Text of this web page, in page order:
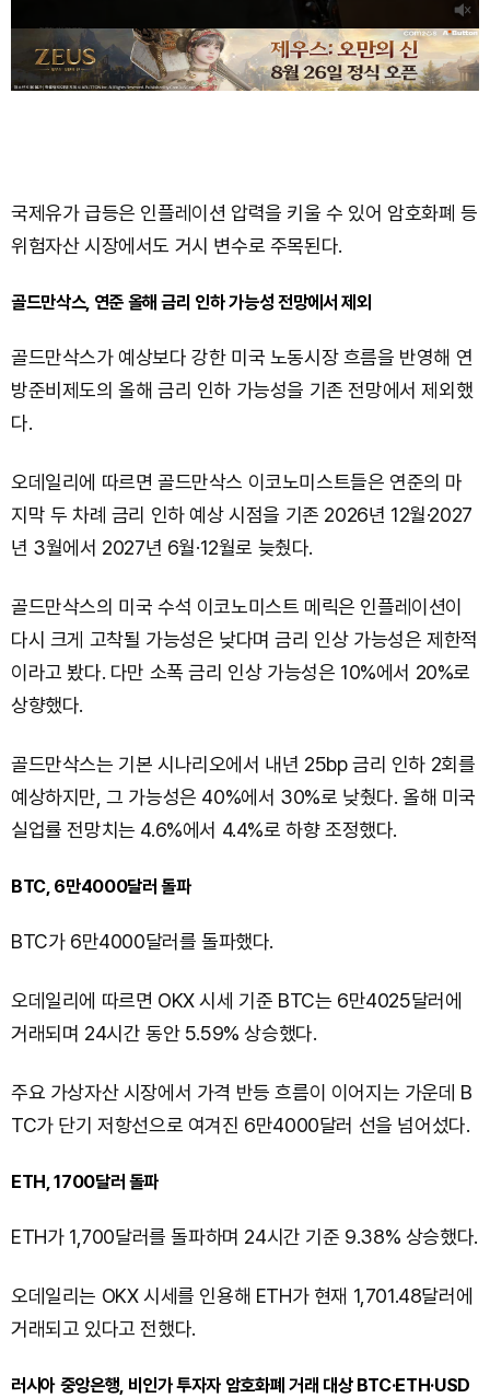
국제유가 급등은 인플레이션 압력을 키울 수 있어 암호화폐 등
위험자산 시장에서도 거시 변수로 주목된다.
골드만삭스, 연준 올해 금리 인하 가능성 전망에서 제외
골드만삭스가 예상보다 강한 미국 노동시장 흐름을 반영해 연
방준비제도의 올해 금리 인하 가능성을 기존 전망에서 제외했
다.
오데일리에 따르면 골드만삭스 이코노미스트들은 연준의 마
지막 두 차례 금리 인하 예상 시점을 기존 2026년 12월·2027
년 3월에서 2027년 6월·12월로 늦췄다.
골드만삭스의 미국 수석 이코노미스트 메릭은 인플레이션이
다시 크게 고착될 가능성은 낮다며 금리 인상 가능성은 제한적
이라고 봤다. 다만 소폭 금리 인상 가능성은 10%에서 20%로
상향했다.
골드만삭스는 기본 시나리오에서 내년 25bp 금리 인하 2회를
예상하지만, 그 가능성은 40%에서 30%로 낮췄다. 올해 미국
실업률 전망치는 4.6%에서 4.4%로 하향 조정했다.
BTC, 6만4000달러 돌파
BTC가 6만4000달러를 돌파했다.
오데일리에 따르면 OKX 시세 기준 BTC는 6만4025달러에
거래되며 24시간 동안 5.59% 상승했다.
주요 가상자산 시장에서 가격 반등 흐름이 이어지는 가운데 B
TC가 단기 저항선으로 여겨진 6만4000달러 선을 넘어섰다.
ETH, 1700달러 돌파
ETH가 1,700달러를 돌파하며 24시간 기준 9.38% 상승했다.
오데일리는 OKX 시세를 인용해 ETH가 현재 1,701.48달러에
거래되고 있다고 전했다.
러시아 중앙은행, 비인가 투자자 암호화폐 거래 대상 BTC·ETH·USD